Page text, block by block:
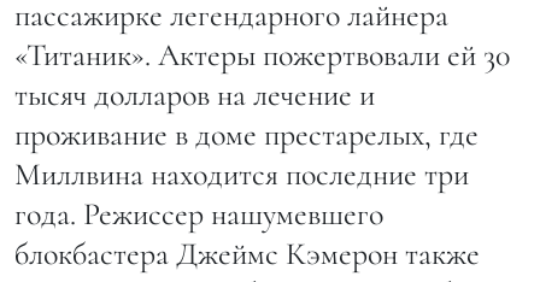
пассажирке легендарного лайнера
«Титаник». Актеры пожертвовали ей 30
тысяч долларов на лечение и
проживание в доме престарелых, где
Миллвина находится последние три
года. Режиссер нашумевшего
блокбастера Джеймс Кэмерон также